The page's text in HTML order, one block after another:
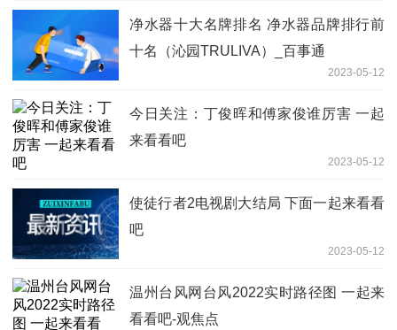
净水器十大名牌排名 净水器品牌排行前
十名（沁园TRULIVA）_百事通
2023-05-12
今日关注：丁俊晖和傅家俊谁厉害 一起
来看看吧
2023-05-12
使徒行者2电视剧大结局 下面一起来看看
吧
2023-05-12
温州台风网台风2022实时路径图 一起来
看看吧-观焦点